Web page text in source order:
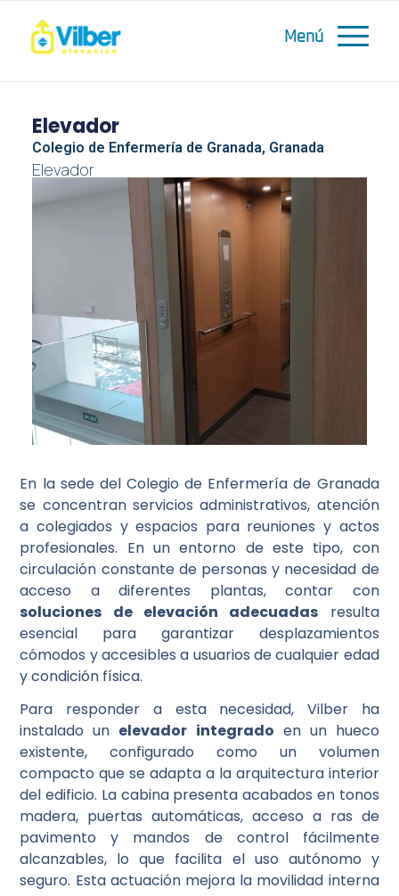
Elevador
Colegio de Enfermería de Granada, Granada
Elevador
En la sede del Colegio de Enfermería de Granada
se concentran servicios administrativos, atención
a colegiados y espacios para reuniones y actos
profesionales. En un entorno de este tipo, con
circulación constante de personas y necesidad de
acceso a diferentes plantas, contar con
soluciones de elevación adecuadas resulta
esencial para garantizar desplazamientos
cómodos y accesibles a usuarios de cualquier edad
y condición física.
Para responder a esta necesidad, Vilber ha
instalado un elevador integrado en un hueco
existente, configurado como un volumen
compacto que se adapta a la arquitectura interior
del edificio. La cabina presenta acabados en tonos
madera, puertas automáticas, acceso a ras de
pavimento y mandos de control fácilmente
alcanzables, lo que facilita el uso autónomo y
seguro. Esta actuación mejora la movilidad interna